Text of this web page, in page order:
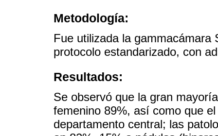
Metodología:
Fue utilizada la gammacámara
protocolo estandarizado, con
Resultados:
Se observó que la gran
femenino 89%, así como que
departamento central; las